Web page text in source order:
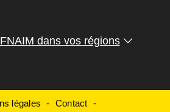
dans vos régions
légales Contact